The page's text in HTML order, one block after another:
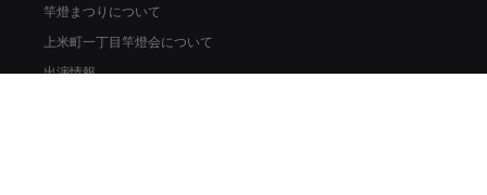
竿燈まつりについて
上米町一丁目竿燈会について
出演情報